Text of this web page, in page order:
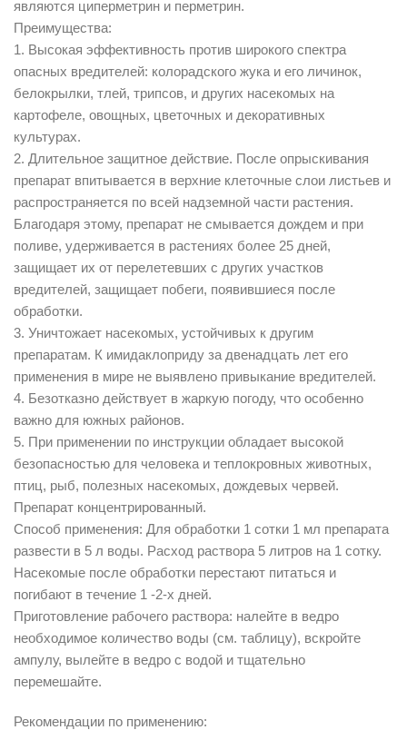
являются циперметрин и перметрин.
Преимущества:
1. Высокая эффективность против широкого спектра
опасных вредителей: колорадского жука и его личинок,
белокрылки, тлей, трипсов, и других насекомых на
картофеле, овощных, цветочных и декоративных
культурах.
2. Длительное защитное действие. После опрыскивания
препарат впитывается в верхние клеточные слои листьев и
распространяется по всей надземной части растения.
Благодаря этому, препарат не смывается дождем и при
поливе, удерживается в растениях более 25 дней,
защищает их от перелетевших с других участков
вредителей, защищает побеги, появившиеся после
обработки.
3. Уничтожает насекомых, устойчивых к другим
препаратам. К имидаклоприду за двенадцать лет его
применения в мире не выявлено привыкание вредителей.
4. Безотказно действует в жаркую погоду, что особенно
важно для южных районов.
5. При применении по инструкции обладает высокой
безопасностью для человека и теплокровных животных,
птиц, рыб, полезных насекомых, дождевых червей.
Препарат концентрированный.
Способ применения: Для обработки 1 сотки 1 мл препарата
развести в 5 л воды. Расход раствора 5 литров на 1 сотку.
Насекомые после обработки перестают питаться и
погибают в течение 1 -2-х дней.
Приготовление рабочего раствора: налейте в ведро
необходимое количество воды (см. таблицу), вскройте
ампулу, вылейте в ведро с водой и тщательно
перемешайте.
Рекомендации по применению: